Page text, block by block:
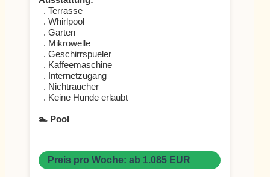
. Terrasse
. Whirlpool
. Garten
. Mikrowelle
. Geschirrspueler
. Kaffeemaschine
. Internetzugang
. Nichtraucher
. Keine Hunde erlaubt
🏊 Pool
Preis pro Woche: ab 1.085 EUR